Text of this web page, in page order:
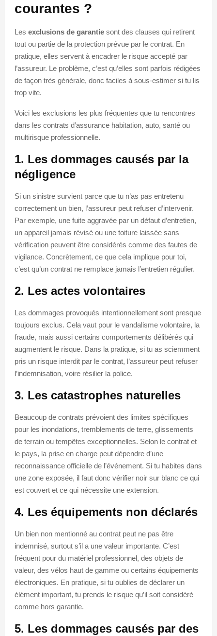
courantes ?
Les exclusions de garantie sont des clauses qui retirent
tout ou partie de la protection prévue par le contrat. En
pratique, elles servent à encadrer le risque accepté par
l’assureur. Le problème, c’est qu’elles sont parfois rédigées
de façon très générale, donc faciles à sous-estimer si tu lis
trop vite.
Voici les exclusions les plus fréquentes que tu rencontres
dans les contrats d’assurance habitation, auto, santé ou
multirisque professionnelle.
1. Les dommages causés par la
négligence
Si un sinistre survient parce que tu n’as pas entretenu
correctement un bien, l’assureur peut refuser d’intervenir.
Par exemple, une fuite aggravée par un défaut d’entretien,
un appareil jamais révisé ou une toiture laissée sans
vérification peuvent être considérés comme des fautes de
vigilance. Concrètement, ce que cela implique pour toi,
c’est qu’un contrat ne remplace jamais l’entretien régulier.
2. Les actes volontaires
Les dommages provoqués intentionnellement sont presque
toujours exclus. Cela vaut pour le vandalisme volontaire, la
fraude, mais aussi certains comportements délibérés qui
augmentent le risque. Dans la pratique, si tu as sciemment
pris un risque interdit par le contrat, l’assureur peut refuser
l’indemnisation, voire résilier la police.
3. Les catastrophes naturelles
Beaucoup de contrats prévoient des limites spécifiques
pour les inondations, tremblements de terre, glissements
de terrain ou tempêtes exceptionnelles. Selon le contrat et
le pays, la prise en charge peut dépendre d’une
reconnaissance officielle de l’événement. Si tu habites dans
une zone exposée, il faut donc vérifier noir sur blanc ce qui
est couvert et ce qui nécessite une extension.
4. Les équipements non déclarés
Un bien non mentionné au contrat peut ne pas être
indemnisé, surtout s’il a une valeur importante. C’est
fréquent pour du matériel professionnel, des objets de
valeur, des vélos haut de gamme ou certains équipements
électroniques. En pratique, si tu oublies de déclarer un
élément important, tu prends le risque qu’il soit considéré
comme hors garantie.
5. Les dommages causés par des